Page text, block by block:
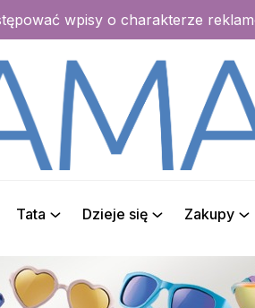
wpisy o charakterze
Tata Dzieje się Zakupy